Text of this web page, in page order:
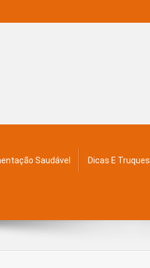
Saudável Dicas E Truques